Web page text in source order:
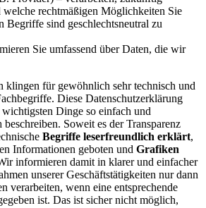
welche rechtmäßigen Möglichkeiten Sie
Begriffe sind geschlechtsneutral zu
Sie umfassend über Daten, die wir
klingen für gewöhnlich sehr technisch und
Diese Datenschutzerklärung
Dinge so einfach und
Soweit es der Transparenz
Begriffe leserfreundlich erklärt,
Informationen geboten und Grafiken
informieren damit in klarer und einfacher
unserer Geschäftstätigkeiten nur dann
verarbeiten, wenn eine entsprechende
ist. Das ist sicher nicht möglich,